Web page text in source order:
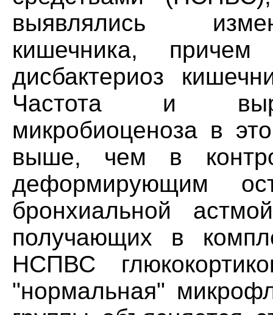
выявлялись
кишечника,
дисбактериоз
Частота и
микробиоценоза в
выше, чем в
деформирующим
бронхиальной
получающих в
НСПВС
"нормальная"